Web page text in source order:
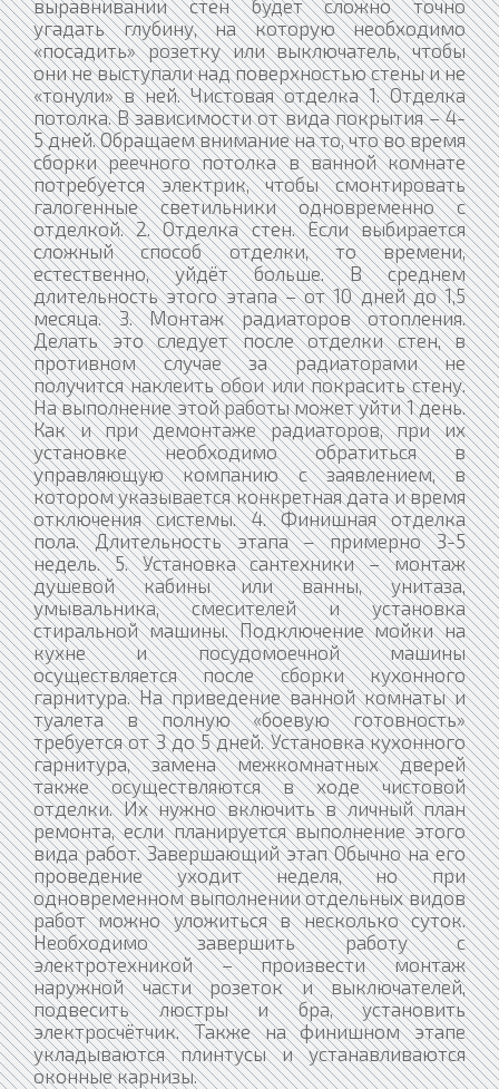
выравнивании стен будет сложно точно
угадать глубину, на которую необходимо
«посадить» розетку или выключатель, чтобы
они не выступали над поверхностью стены и не
«тонули» в ней. Чистовая отделка 1. Отделка
потолка. В зависимости от вида покрытия – 4-
5 дней. Обращаем внимание на то, что во время
сборки реечного потолка в ванной комнате
потребуется электрик, чтобы смонтировать
галогенные светильники одновременно с
отделкой. 2. Отделка стен. Если выбирается
сложный способ отделки, то времени,
естественно, уйдёт больше. В среднем
длительность этого этапа – от 10 дней до 1,5
месяца. 3. Монтаж радиаторов отопления.
Делать это следует после отделки стен, в
противном случае за радиаторами не
получится наклеить обои или покрасить стену.
На выполнение этой работы может уйти 1 день.
Как и при демонтаже радиаторов, при их
установке необходимо обратиться в
управляющую компанию с заявлением, в
котором указывается конкретная дата и время
отключения системы. 4. Финишная отделка
пола. Длительность этапа – примерно 3-5
недель. 5. Установка сантехники – монтаж
душевой кабины или ванны, унитаза,
умывальника, смесителей и установка
стиральной машины. Подключение мойки на
кухне и посудомоечной машины
осуществляется после сборки кухонного
гарнитура. На приведение ванной комнаты и
туалета в полную «боевую готовность»
требуется от 3 до 5 дней. Установка кухонного
гарнитура, замена межкомнатных дверей
также осуществляются в ходе чистовой
отделки. Их нужно включить в личный план
ремонта, если планируется выполнение этого
вида работ. Завершающий этап Обычно на его
проведение уходит неделя, но при
одновременном выполнении отдельных видов
работ можно уложиться в несколько суток.
Необходимо завершить работу с
электротехникой – произвести монтаж
наружной части розеток и выключателей,
подвесить люстры и бра, установить
электросчётчик. Также на финишном этапе
укладываются плинтусы и устанавливаются
оконные карнизы.